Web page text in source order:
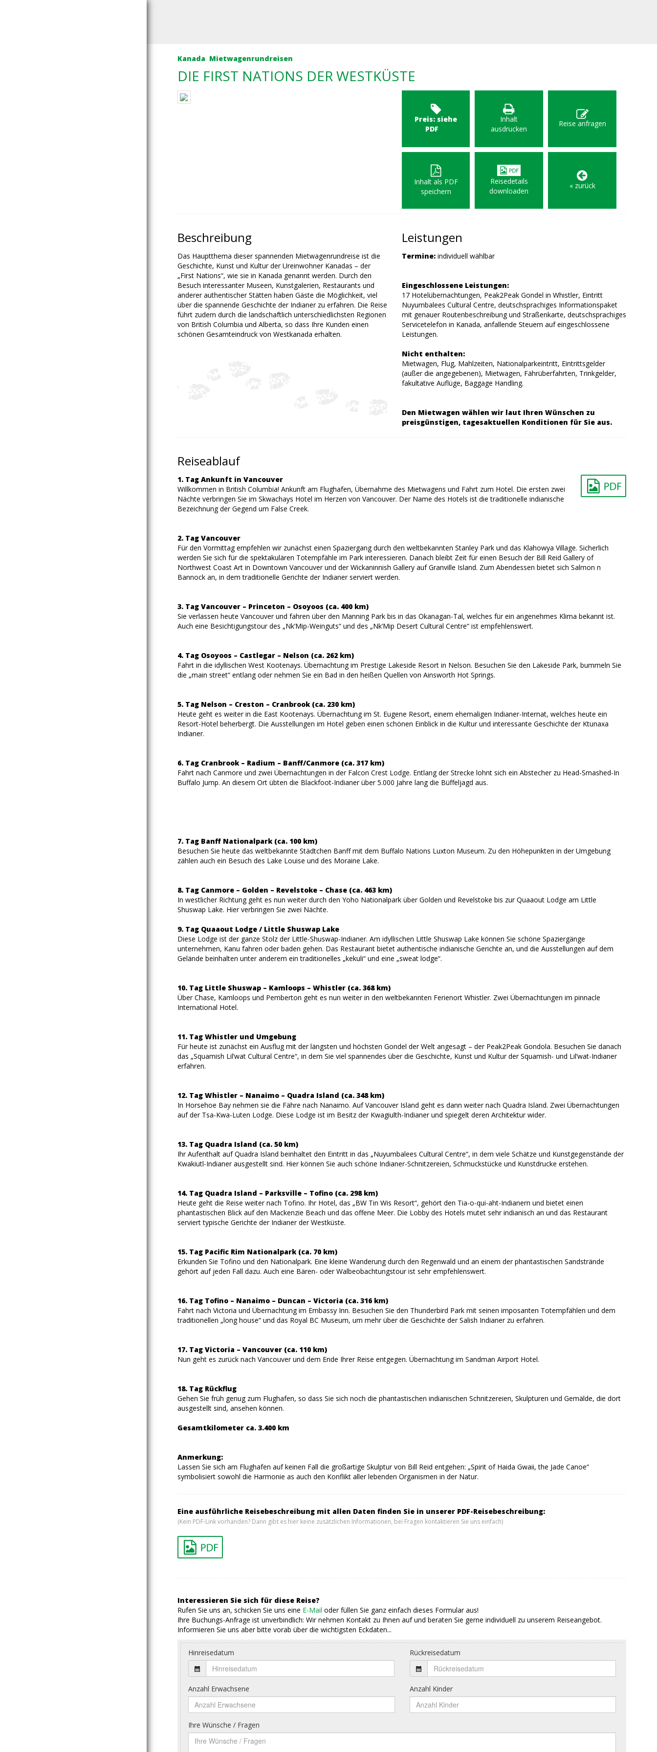
Kanada Mietwagenrundreisen
DIE FIRST NATIONS DER WESTKÜSTE
Preis: siehe
PDF
Inhalt
ausdrucken
Reise anfragen
Inhalt als PDF
speichern
Reisedetails
downloaden
« zurück
Beschreibung
Das Hauptthema dieser spannenden Mietwagenrundreise ist die
Geschichte, Kunst und Kultur der Ureinwohner Kanadas – der
„First Nations“, wie sie in Kanada genannt werden. Durch den
Besuch interessanter Museen, Kunstgalerien, Restaurants und
anderer authentischer Stätten haben Gäste die Möglichkeit, viel
über die spannende Geschichte der Indianer zu erfahren. Die Reise
führt zudem durch die landschaftlich unterschiedlichsten Regionen
von British Columbia und Alberta, so dass Ihre Kunden einen
schönen Gesamteindruck von Westkanada erhalten.
Leistungen
Termine: individuell wählbar
Eingeschlossene Leistungen:
17 Hotelübernachtungen, Peak2Peak Gondel in Whistler, Eintritt
Nuyumbalees Cultural Centre, deutschsprachiges Informationspaket
mit genauer Routenbeschreibung und Straßenkarte, deutschsprachiges
Servicetelefon in Kanada, anfallende Steuern auf eingeschlossene
Leistungen.
Nicht enthalten:
Mietwagen, Flug, Mahlzeiten, Nationalparkeintritt, Eintrittsgelder
(außer die angegebenen), Mietwagen, Fährüberfahrten, Trinkgelder,
fakultative Auflüge, Baggage Handling.
Den Mietwagen wählen wir laut Ihren Wünschen zu
preisgünstigen, tagesaktuellen Konditionen für Sie aus.
Reiseablauf
1. Tag Ankunft in Vancouver
Willkommen in British Columbia! Ankunft am Flughafen, Übernahme des Mietwagens und Fahrt zum Hotel. Die ersten zwei
Nächte verbringen Sie im Skwachays Hotel im Herzen von Vancouver. Der Name des Hotels ist die traditionelle indianische
Bezeichnung der Gegend um False Creek.
2. Tag Vancouver
Für den Vormittag empfehlen wir zunächst einen Spaziergang durch den weltbekannten Stanley Park und das Klahowya Village. Sicherlich
werden Sie sich für die spektakulären Totempfähle im Park interessieren. Danach bleibt Zeit für einen Besuch der Bill Reid Gallery of
Northwest Coast Art in Downtown Vancouver und der Wickaninnish Gallery auf Granville Island. Zum Abendessen bietet sich Salmon n
Bannock an, in dem traditionelle Gerichte der Indianer serviert werden.
3. Tag Vancouver – Princeton – Osoyoos (ca. 400 km)
Sie verlassen heute Vancouver und fahren über den Manning Park bis in das Okanagan-Tal, welches für ein angenehmes Klima bekannt ist.
Auch eine Besichtigungstour des „Nk’Mip-Weinguts“ und des „Nk’Mip Desert Cultural Centre“ ist empfehlenswert.
4. Tag Osoyoos – Castlegar – Nelson (ca. 262 km)
Fahrt in die idyllischen West Kootenays. Übernachtung im Prestige Lakeside Resort in Nelson. Besuchen Sie den Lakeside Park, bummeln Sie
die „main street“ entlang oder nehmen Sie ein Bad in den heißen Quellen von Ainsworth Hot Springs.
5. Tag Nelson – Creston – Cranbrook (ca. 230 km)
Heute geht es weiter in die East Kootenays. Übernachtung im St. Eugene Resort, einem ehemaligen Indianer-Internat, welches heute ein
Resort-Hotel beherbergt. Die Ausstellungen im Hotel geben einen schönen Einblick in die Kultur und interessante Geschichte der Ktunaxa
Indianer.
6. Tag Cranbrook – Radium – Banff/Canmore (ca. 317 km)
Fahrt nach Canmore und zwei Übernachtungen in der Falcon Crest Lodge. Entlang der Strecke lohnt sich ein Abstecher zu Head-Smashed-In
Buffalo Jump. An diesem Ort übten die Blackfoot-Indianer über 5.000 Jahre lang die Büffeljagd aus.
7. Tag Banff Nationalpark (ca. 100 km)
Besuchen Sie heute das weltbekannte Städtchen Banff mit dem Buffalo Nations Luxton Museum. Zu den Höhepunkten in der Umgebung
zählen auch ein Besuch des Lake Louise und des Moraine Lake.
8. Tag Canmore – Golden – Revelstoke – Chase (ca. 463 km)
In westlicher Richtung geht es nun weiter durch den Yoho Nationalpark über Golden und Revelstoke bis zur Quaaout Lodge am Little
Shuswap Lake. Hier verbringen Sie zwei Nächte.
9. Tag Quaaout Lodge / Little Shuswap Lake
Diese Lodge ist der ganze Stolz der Little-Shuswap-Indianer. Am idyllischen Little Shuswap Lake können Sie schöne Spaziergänge
unternehmen, Kanu fahren oder baden gehen. Das Restaurant bietet authentische indianische Gerichte an, und die Ausstellungen auf dem
Gelände beinhalten unter anderem ein traditionelles „kekuli“ und eine „sweat lodge“.
10. Tag Little Shuswap – Kamloops – Whistler (ca. 368 km)
Über Chase, Kamloops und Pemberton geht es nun weiter in den weltbekannten Ferienort Whistler. Zwei Übernachtungen im pinnacle
International Hotel.
11. Tag Whistler und Umgebung
Für heute ist zunächst ein Ausflug mit der längsten und höchsten Gondel der Welt angesagt – der Peak2Peak Gondola. Besuchen Sie danach
das „Squamish Lil’wat Cultural Centre“, in dem Sie viel spannendes über die Geschichte, Kunst und Kultur der Squamish- und Lil’wat-Indianer
erfahren.
12. Tag Whistler – Nanaimo – Quadra Island (ca. 348 km)
In Horsehoe Bay nehmen sie die Fähre nach Nanaimo. Auf Vancouver Island geht es dann weiter nach Quadra Island. Zwei Übernachtungen
auf der Tsa-Kwa-Luten Lodge. Diese Lodge ist im Besitz der Kwagiulth-Indianer und spiegelt deren Architektur wider.
13. Tag Quadra Island (ca. 50 km)
Ihr Aufenthalt auf Quadra Island beinhaltet den Eintritt in das „Nuyumbalees Cultural Centre“, in dem viele Schätze und Kunstgegenstände der
Kwakiutl-Indianer ausgestellt sind. Hier können Sie auch schöne Indianer-Schnitzereien, Schmuckstücke und Kunstdrucke erstehen.
14. Tag Quadra Island – Parksville – Tofino (ca. 298 km)
Heute geht die Reise weiter nach Tofino. Ihr Hotel, das „BW Tin Wis Resort“, gehört den Tia-o-qui-aht-Indianern und bietet einen
phantastischen Blick auf den Mackenzie Beach und das offene Meer. Die Lobby des Hotels mutet sehr indianisch an und das Restaurant
serviert typische Gerichte der Indianer der Westküste.
15. Tag Pacific Rim Nationalpark (ca. 70 km)
Erkunden Sie Tofino und den Nationalpark. Eine kleine Wanderung durch den Regenwald und an einem der phantastischen Sandstrände
gehört auf jeden Fall dazu. Auch eine Bären- oder Walbeobachtungstour ist sehr empfehlenswert.
16. Tag Tofino – Nanaimo – Duncan – Victoria (ca. 316 km)
Fahrt nach Victoria und Übernachtung im Embassy Inn. Besuchen Sie den Thunderbird Park mit seinen imposanten Totempfählen und dem
traditionellen „long house“ und das Royal BC Museum, um mehr über die Geschichte der Salish Indianer zu erfahren.
17. Tag Victoria – Vancouver (ca. 110 km)
Nun geht es zurück nach Vancouver und dem Ende Ihrer Reise entgegen. Übernachtung im Sandman Airport Hotel.
18. Tag Rückflug
Gehen Sie früh genug zum Flughafen, so dass Sie sich noch die phantastischen indianischen Schnitzereien, Skulpturen und Gemälde, die dort
ausgestellt sind, ansehen können.
Gesamtkilometer ca. 3.400 km
Anmerkung:
Lassen Sie sich am Flughafen auf keinen Fall die großartige Skulptur von Bill Reid entgehen: „Spirit of Haida Gwaii, the Jade Canoe“
symbolisiert sowohl die Harmonie as auch den Konflikt aller lebenden Organismen in der Natur.
Eine ausführliche Reisebeschreibung mit allen Daten finden Sie in unserer PDF-Reisebeschreibung:
(Kein PDF-Link vorhanden? Dann gibt es hier keine zusätzlichen Informationen, bei Fragen kontaktieren Sie uns einfach)
Interessieren Sie sich für diese Reise?
Rufen Sie uns an, schicken Sie uns eine E-Mail oder füllen Sie ganz einfach dieses Formular aus!
Ihre Buchungs-Anfrage ist unverbindlich: Wir nehmen Kontakt zu Ihnen auf und beraten Sie gerne individuell zu unserem Reiseangebot.
Informieren Sie uns aber bitte vorab über die wichtigsten Eckdaten...